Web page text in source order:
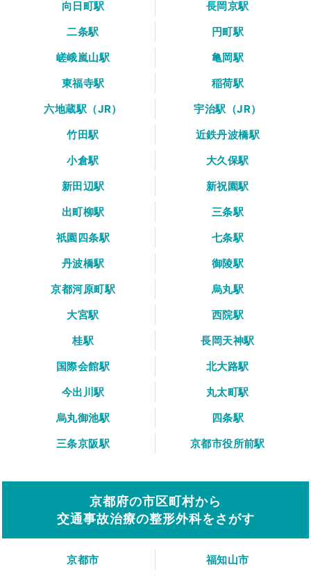
向日町駅
長岡京駅
二条駅
円町駅
嵯峨嵐山駅
亀岡駅
東福寺駅
稲荷駅
六地蔵駅（JR）
宇治駅（JR）
竹田駅
近鉄丹波橋駅
小倉駅
大久保駅
新田辺駅
新祝園駅
出町柳駅
三条駅
祇園四条駅
七条駅
丹波橋駅
御陵駅
京都河原町駅
烏丸駅
大宮駅
西院駅
桂駅
長岡天神駅
国際会館駅
北大路駅
今出川駅
丸太町駅
烏丸御池駅
四条駅
三条京阪駅
京都市役所前駅
京都府の市区町村から
交通事故治療の整形外科をさがす
京都市
福知山市